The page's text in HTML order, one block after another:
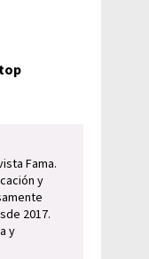
Fama.
y
2017.
y